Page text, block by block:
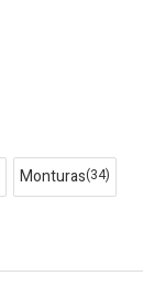
Monturas(34)
oo